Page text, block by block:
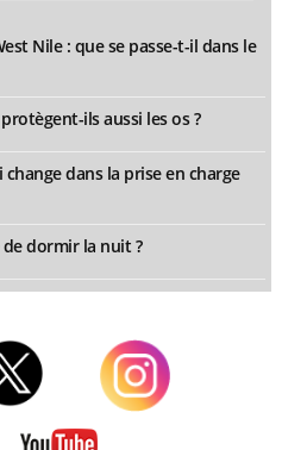
Nile : que se passe-t-il dans le
ils aussi les os ?
dans la prise en charge
dormir la nuit ?